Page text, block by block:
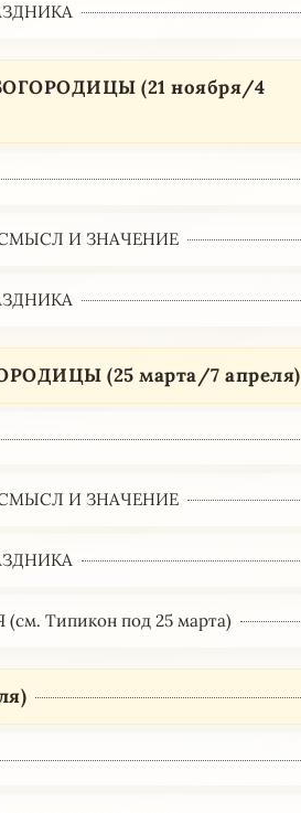
(21 ноября/4
И ЗНАЧЕНИЕ
(25 марта/7 апреля)
И ЗНАЧЕНИЕ
Типикон под 25 марта)